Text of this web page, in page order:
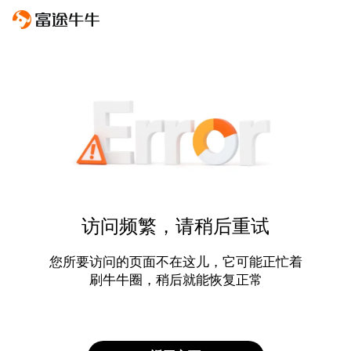
访问频繁，请稍后重试
您所要访问的页面不在这儿，它可能正忙着
刷牛牛圈，稍后就能恢复正常